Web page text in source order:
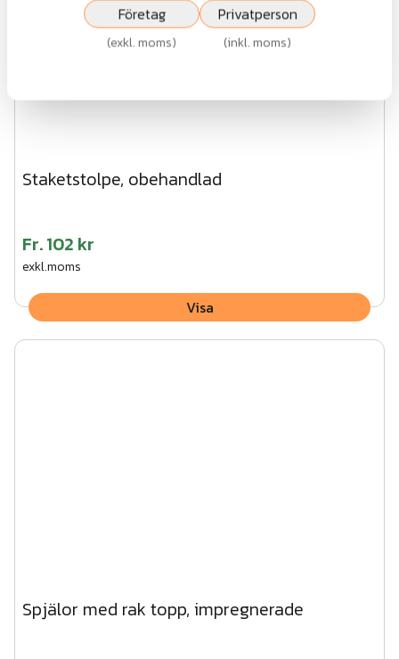
Staketstolpe, obehandlad
Fr.102 kr
exkl.moms
Visa
Spjälor med rak topp, impregnerade
Företag
(exkl. moms)
Privatperson
(inkl. moms)